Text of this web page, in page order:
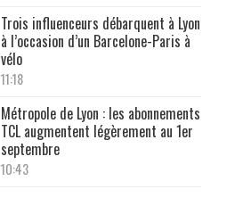
Trois influenceurs débarquent à Lyon
à l’occasion d’un Barcelone-Paris à
vélo
11:18
Métropole de Lyon : les abonnements
TCL augmentent légèrement au 1er
septembre
10:43